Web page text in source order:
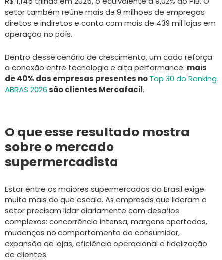
setor também reúne mais de 9 milhões de empregos
diretos e indiretos e conta com mais de 439 mil lojas em
operação no país.
Dentro desse cenário de crescimento, um dado reforça
a conexão entre tecnologia e alta performance: mais
de 40% das empresas presentes noTop 30 do Ranking
ABRAS 2026são clientes Mercafacil.
O que esse resultado mostra
sobre o mercado
supermercadista
Estar entre os maiores supermercados do Brasil exige
muito mais do que escala. As empresas que lideram o
setor precisam lidar diariamente com desafios
complexos: concorrência intensa, margens apertadas,
mudanças no comportamento do consumidor,
expansão de lojas, eficiência operacional e fidelização
de clientes.